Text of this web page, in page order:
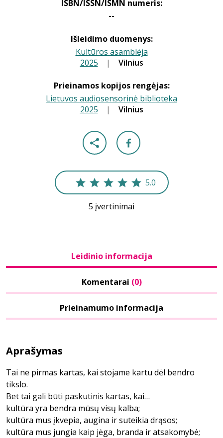
ISBN/ISSN/ISMN numeris:
--
Išleidimo duomenys:
Kultūros asamblėja
2025 | Vilnius
Prieinamos kopijos rengėjas:
Lietuvos audiosensorinė biblioteka
2025 | Vilnius
5.0
5 įvertinimai
Leidinio informacija
Komentarai (0)
Prieinamumo informacija
Aprašymas
Tai ne pirmas kartas, kai stojame kartu dėl bendro
tikslo.
Bet tai gali būti paskutinis kartas, kai…
kultūra yra bendra mūsų visų kalba;
kultūra mus įkvepia, augina ir suteikia drąsos;
kultūra mus jungia kaip jėga, branda ir atsakomybė;